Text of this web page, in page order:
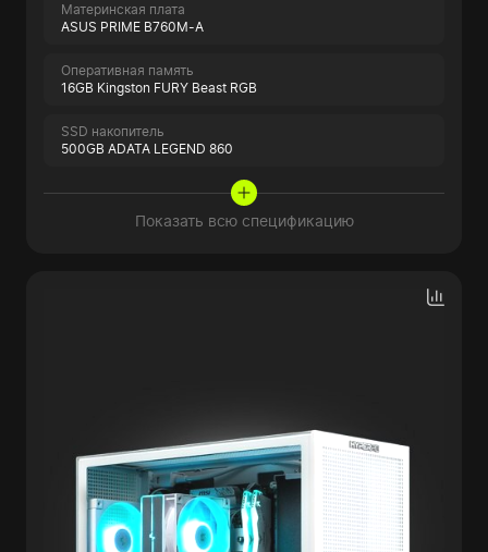
Материнская плата
ASUS PRIME B760M-A
Оперативная память
16GB Kingston FURY Beast RGB
SSD накопитель
500GB ADATA LEGEND 860
Показать всю спецификацию